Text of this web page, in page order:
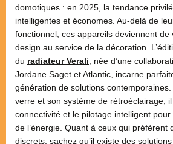
domotiques : en 2025, la tendance
intelligentes et économes. Au-delà de
fonctionnel, ces appareils deviennent de
design au service de la décoration.
du radiateur Verali , née d’une
Jordane Saget et Atlantic, incarne
génération de solutions
verre et son système de rétroéclairage,
connectivité et le pilotage intelligent
de l’énergie. Quant à ceux qui préfèrent
discrets, sachez qu’il existe des